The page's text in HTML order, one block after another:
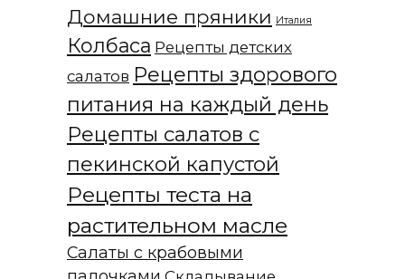
Домашние пряники Италия
Колбаса Рецепты детских
салатов Рецепты здорового
питания на каждый день
Рецепты салатов с
пекинской капустой
Рецепты теста на
растительном масле
Салаты с крабовыми